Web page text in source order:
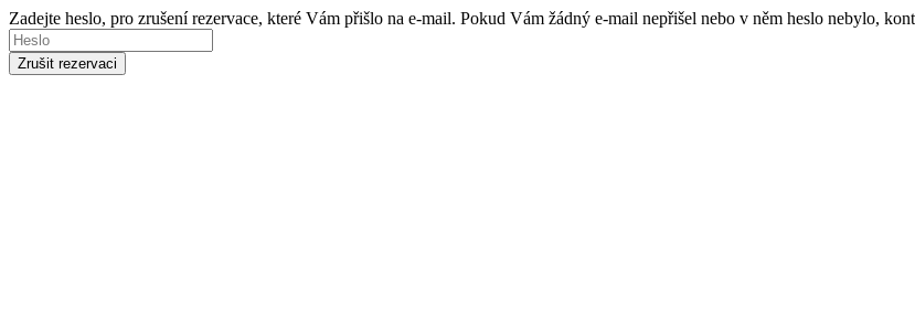
Zadejte heslo, pro zrušení rezervace, které Vám přišlo na e-mail. Pokud Vám žádný e-mail nepřišel nebo v něm heslo nebylo,
Zrušit rezervaci